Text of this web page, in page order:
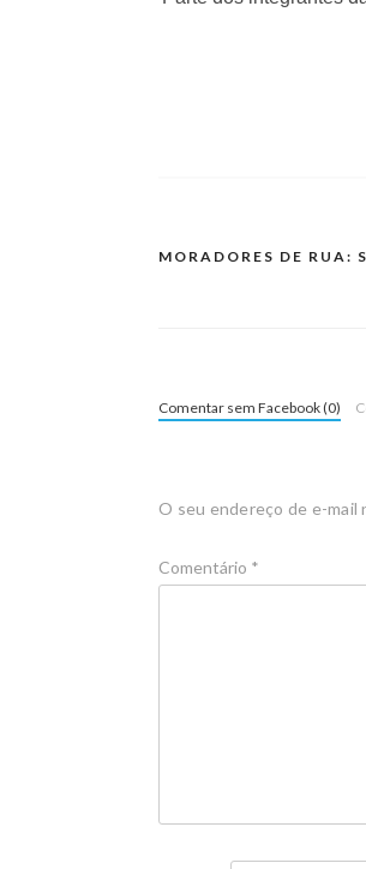
MORADORES DE RUA:
Comentar sem Facebook (0)
O seu endereço de e-mail
Comentário *